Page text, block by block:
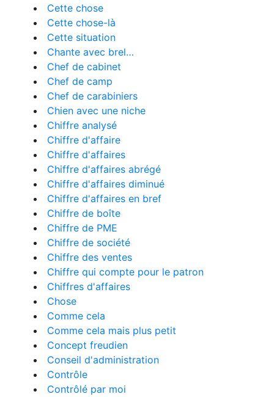
Cette chose
Cette chose-là
Cette situation
Chante avec brel…
Chef de cabinet
Chef de camp
Chef de carabiniers
Chien avec une niche
Chiffre analysé
Chiffre d'affaire
Chiffre d'affaires
Chiffre d'affaires abrégé
Chiffre d'affaires diminué
Chiffre d'affaires en bref
Chiffre de boîte
Chiffre de PME
Chiffre de société
Chiffre des ventes
Chiffre qui compte pour le patron
Chiffres d'affaires
Chose
Comme cela
Comme cela mais plus petit
Concept freudien
Conseil d'administration
Contrôle
Contrôlé par moi